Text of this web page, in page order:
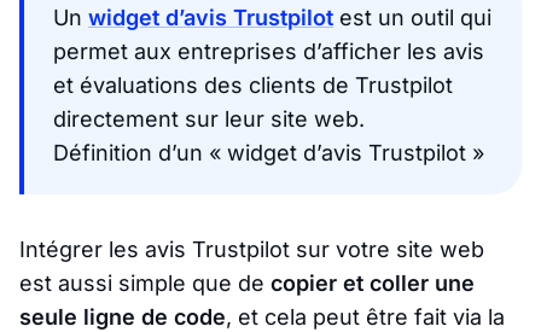
Un widget d’avis Trustpilot est un outil qui
permet aux entreprises d’afficher les avis
et évaluations des clients de Trustpilot
directement sur leur site web.
Définition d’un « widget d’avis Trustpilot »
Intégrer les avis Trustpilot sur votre site web
est aussi simple que de copier et coller une
seule ligne de code, et cela peut être fait via la